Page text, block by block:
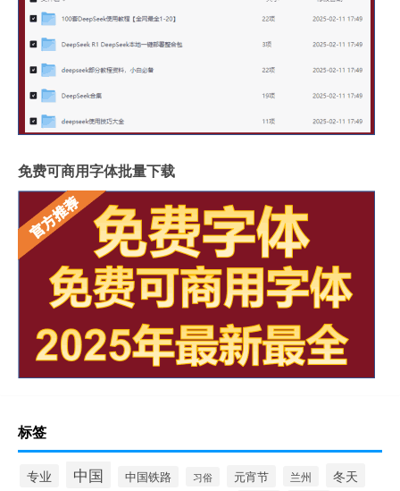
免费可商用字体批量下载
标签
专业 中国 中国铁路 习俗 元宵节 兰州 冬天